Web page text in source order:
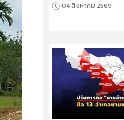
04 สิงหาคม 2569